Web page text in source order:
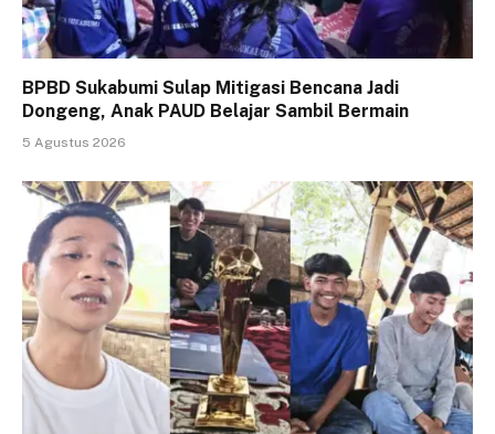
BPBD Sukabumi Sulap Mitigasi Bencana Jadi
Dongeng, Anak PAUD Belajar Sambil Bermain
5 Agustus 2026